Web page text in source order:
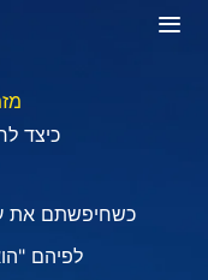
כיצד
כשחיפשתם את
לפיהם